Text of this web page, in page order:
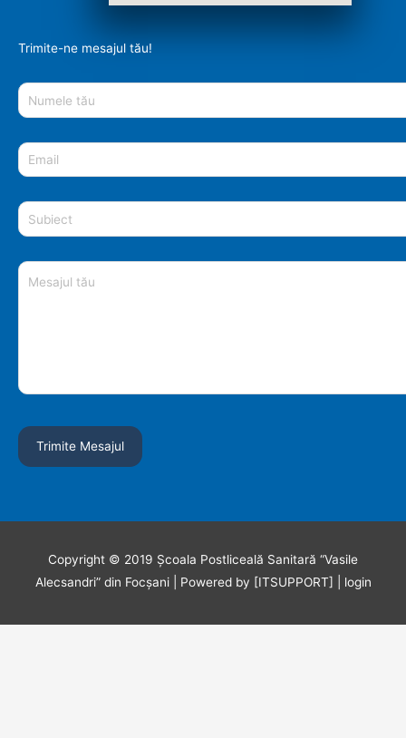
Trimite-ne mesajul tău!
Copyright © 2019 Școala Postliceală Sanitară “Vasile
Alecsandri” din Focșani| Powered by [ITSUPPORT] | login